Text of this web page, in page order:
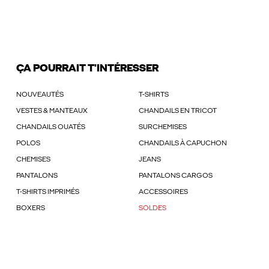
ÇA POURRAIT T'INTÉRESSER
NOUVEAUTÉS T-SHIRTS
VESTES & MANTEAUX CHANDAILS EN TRICOT
CHANDAILS OUATÉS SURCHEMISES
POLOS CHANDAILS À CAPUCHON
CHEMISES JEANS
PANTALONS PANTALONS CARGOS
T-SHIRTS IMPRIMÉS ACCESSOIRES
BOXERS SOLDES